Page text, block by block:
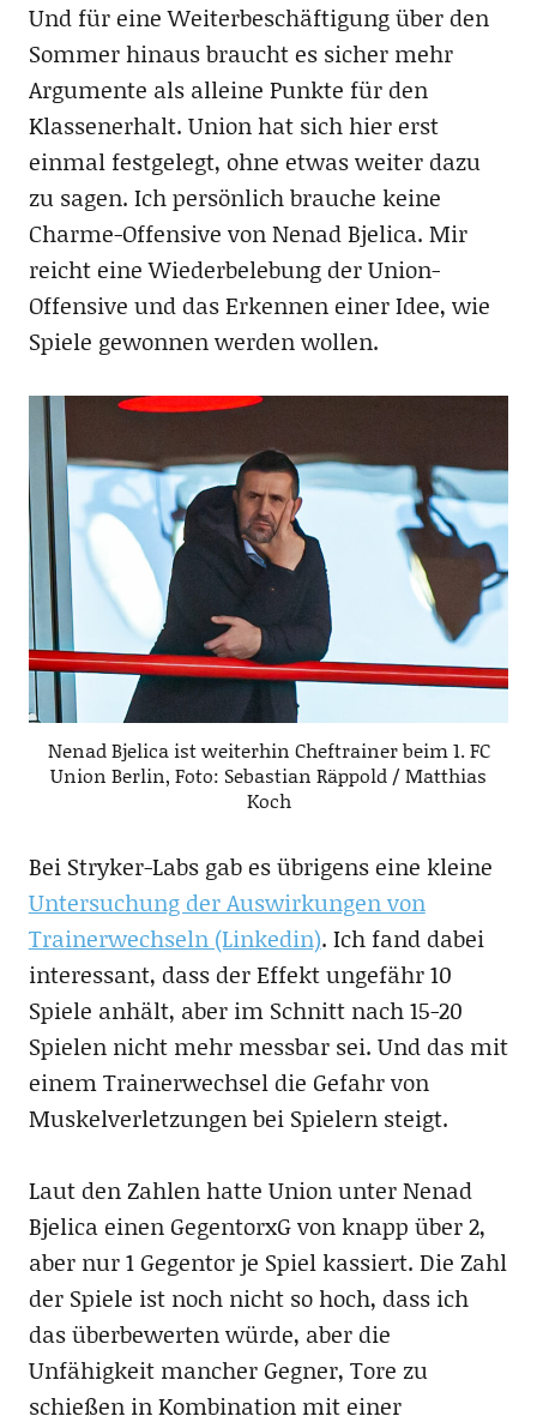
Und für eine Weiterbeschäftigung über den
Sommer hinaus braucht es sicher mehr
Argumente als alleine Punkte für den
Klassenerhalt. Union hat sich hier erst
einmal festgelegt, ohne etwas weiter dazu
zu sagen. Ich persönlich brauche keine
Charme-Offensive von Nenad Bjelica. Mir
reicht eine Wiederbelebung der Union-
Offensive und das Erkennen einer Idee, wie
Spiele gewonnen werden wollen.
Nenad Bjelica ist weiterhin Cheftrainer beim 1. FC
Union Berlin, Foto: Sebastian Räppold / Matthias
Koch
Bei Stryker-Labs gab es übrigens eine kleine
Untersuchung der Auswirkungen von
Trainerwechseln (Linkedin). Ich fand dabei
interessant, dass der Effekt ungefähr 10
Spiele anhält, aber im Schnitt nach 15-20
Spielen nicht mehr messbar sei. Und das mit
einem Trainerwechsel die Gefahr von
Muskelverletzungen bei Spielern steigt.
Laut den Zahlen hatte Union unter Nenad
Bjelica einen GegentorxG von knapp über 2,
aber nur 1 Gegentor je Spiel kassiert. Die Zahl
der Spiele ist noch nicht so hoch, dass ich
das überbewerten würde, aber die
Unfähigkeit mancher Gegner, Tore zu
schießen in Kombination mit einer